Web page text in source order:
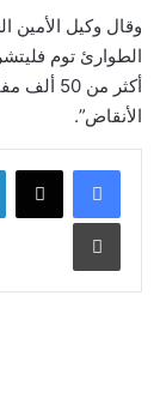
وقال وكيل الأمين
الطوارئ توم
أكثر من
الأنقاض”.